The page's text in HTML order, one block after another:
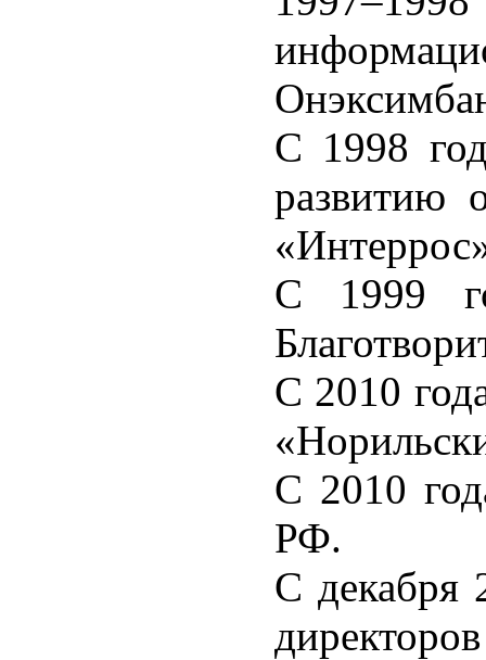
С 1998
развитию
С 1999
С 2010
С 2010
РФ.
С декабря